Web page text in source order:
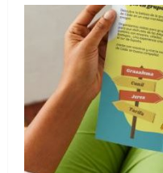
el
Estrecho
de
Gibraltar
en
barco